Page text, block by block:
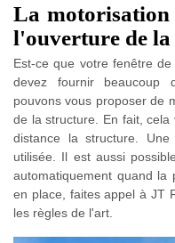
La motorisation
l'ouverture de la
Est-ce que votre fenêtre
devez fournir beaucoup
pouvons vous proposer de
de la structure. En fait,
distance la structure.
utilisée. Il est aussi
automatiquement quand la
en place, faites appel à JT
les règles de l'art.